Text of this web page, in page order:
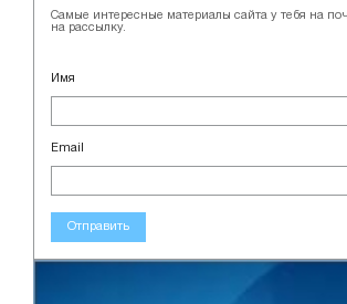
Самые интересные материалы сайта у тебя на
на рассылку.
Имя
Email
Отправить